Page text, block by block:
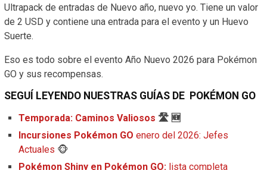
Ultrapack de entradas de Nuevo año, nuevo yo. Tiene un valor
de 2 USD y contiene una entrada para el evento y un Huevo
Suerte.
Eso es todo sobre el evento Año Nuevo 2026 para Pokémon
GO y sus recompensas.
SEGUÍ LEYENDO NUESTRAS GUÍAS DE POKÉMON GO
Temporada: Caminos Valiosos 🛣️ 🆕
Incursiones Pokémon GO enero del 2026: Jefes
Actuales 🐵
Pokémon Shiny en Pokémon GO: lista completa